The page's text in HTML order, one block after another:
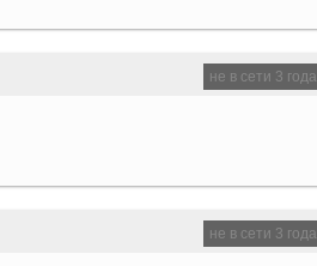
не в сети 3 года
не в сети 3 года